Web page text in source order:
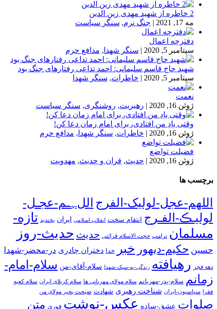
2 خاطره از شهید مهدی زین الدین
مه 17, 2021
| جنگ نرم, سنگر سیاست
دفترچه اعمال
سپتامبر 5, 2020
| سنگر شهدا , مدافع حرم
شهید حاج قاسم سلیمانی: احمد تداعی رفتارهای جنگ بود
سپتامبر 5, 2020
| خاطرات, سنگر شهدا
نعمت
ژوئن 16, 2020
| رهبریت, روشنگری, سنگر سیاست
وقتی یادِ من افتادی، برای امام زمان دعا کن!
ژوئن 16, 2020
| خاطرات, سنگر شهدا , مدافع حرم
فضیلت تواضع
ژوئن 16, 2020
| حدیث, قران و حدیث, مهدویت
برچسب ها
اللهم-عجل-لولیک-الفرج اللﮩـم-عجـل-
لولیـڪ-الفـرج انتقام سخت انقلاب اسلامی ایران بخندید تازه-
مسلمان ترامپ حجت الاسلام قرائتی حدیث حدیث-روز
حسین حکیم-دیهور خبر خدا دختران چادری در-محضر-شهدا
دهه فجر رهیافته زندگی-به-سبک-شهدا سلام-آقای-من سلام-امام-
زمانم سلام-پدر-مهربانم سلام مولای مهربانی ها سلام کربلای ایران سلام کعبه
فقرا سیاسیون-ایران شناخت رهبری شهادت صبحت بخیر مولای من
صلوات عشق-ساده عکس-نوشت فوری متن